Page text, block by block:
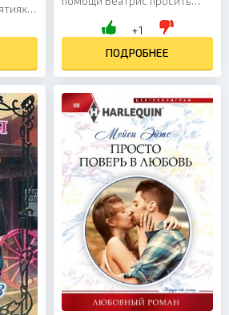
и
осталась одна и с тоской в
+1
ПОДРОБНЕЕ